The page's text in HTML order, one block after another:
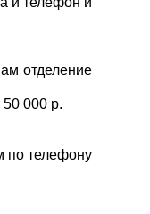
отделение
000 р.
по телефону